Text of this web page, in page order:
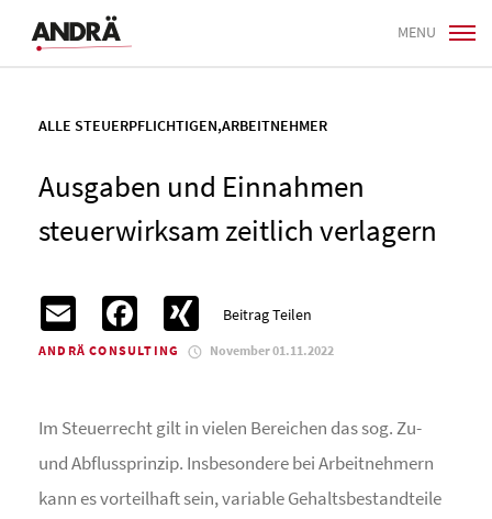
MENU
ALLE STEUERPFLICHTIGEN,ARBEITNEHMER
Ausgaben und Einnahmen
steuerwirksam zeitlich verlagern
Beitrag Teilen
Email Facebook XING
ANDRÄ CONSULTING November 01.11.2022
Im Steuerrecht gilt in vielen Bereichen das sog. Zu-
und Abflussprinzip. Insbesondere bei Arbeitnehmern
kann es vorteilhaft sein, variable Gehaltsbestandteile